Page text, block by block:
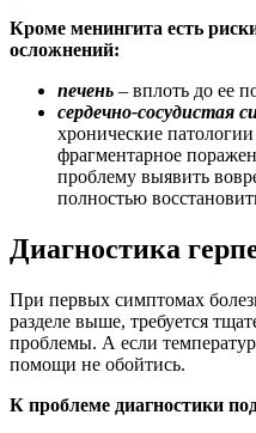
Кроме менингита есть
осложнений:
печень – вплоть до ее
сердечно-сосудистая
хронические
фрагментарное
проблему выявить
полностью
Диагностика
При первых симптомах
разделе выше, требуется
проблемы. А если
помощи не обойтись.
К проблеме диагностики